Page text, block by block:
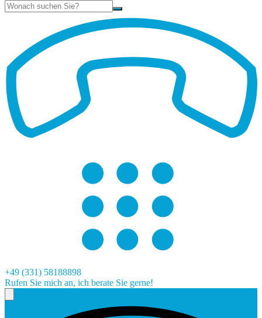
Suche
+49 (331) 58188898
Rufen Sie mich an, ich berate Sie gerne!